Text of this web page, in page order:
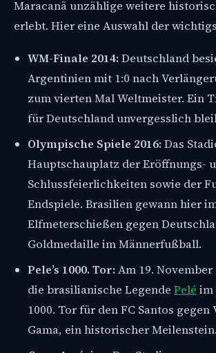
Maracanã unzählige weitere
erlebt. Hier eine Auswahl der
WM-Finale 2014:Deutschland
Argentinien mit 1:0 nach
zum vierten Mal Weltmeister. Ein
für Deutschland unvergesslich
Olympische Spiele 2016:Das
Hauptschauplatz der Eröffnungs-
Schlussfeierlichkeiten sowie der
Endspiele. Brasilien gewann hier
Elfmeterschießen gegen
Goldmedaille im Männerfußball.
Pele’s 1000. Tor:Am 19.
die brasilianische Legende Pelé im
1000. Tor für den FC Santos gegen
Gama, ein historischer Meilenstein.